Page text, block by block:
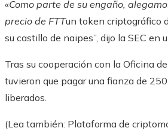
«Como parte de su engaño,
precio de FTTun token criptográfico
su castillo de naipes”, dijo la SEC en
Tras su cooperación con la Oficina
tuvieron que pagar una fianza de
liberados.
(Lea también: Plataforma de